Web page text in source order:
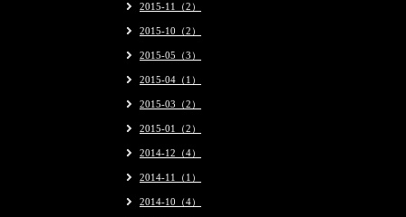
2015-11（2）
2015-10（2）
2015-05（3）
2015-04（1）
2015-03（2）
2015-01（2）
2014-12（4）
2014-11（1）
2014-10（4）